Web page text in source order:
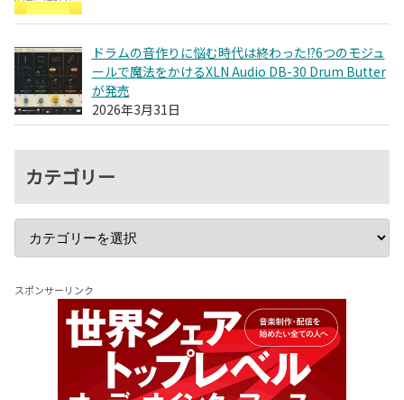
ドラムの音作りに悩む時代は終わった!?6つのモジュ
ールで魔法をかけるXLN Audio DB-30 Drum Butter
が発売
2026年3月31日
カテゴリー
スポンサーリンク